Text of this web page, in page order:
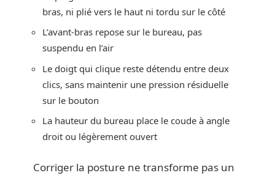
bras, ni plié vers le haut ni tordu sur le côté
L’avant-bras repose sur le bureau, pas
suspendu en l’air
Le doigt qui clique reste détendu entre deux
clics, sans maintenir une pression résiduelle
sur le bouton
La hauteur du bureau place le coude à angle
droit ou légèrement ouvert
Corriger la posture ne transforme pas un